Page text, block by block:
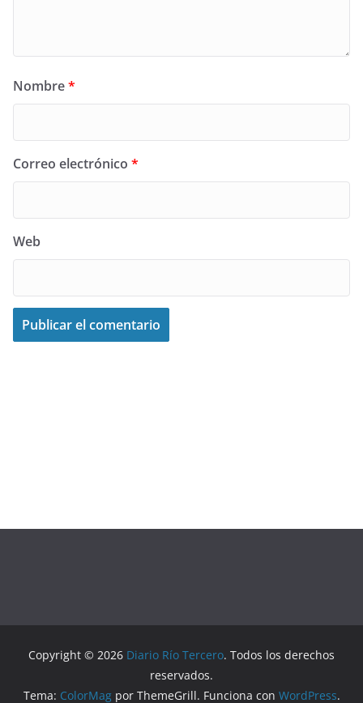
Nombre*
Correo electrónico *
Web
Copyright © 2026 Diario Río Tercero. Todos los derechos
reservados.
Tema: ColorMagpor ThemeGrill. Funciona con WordPress.